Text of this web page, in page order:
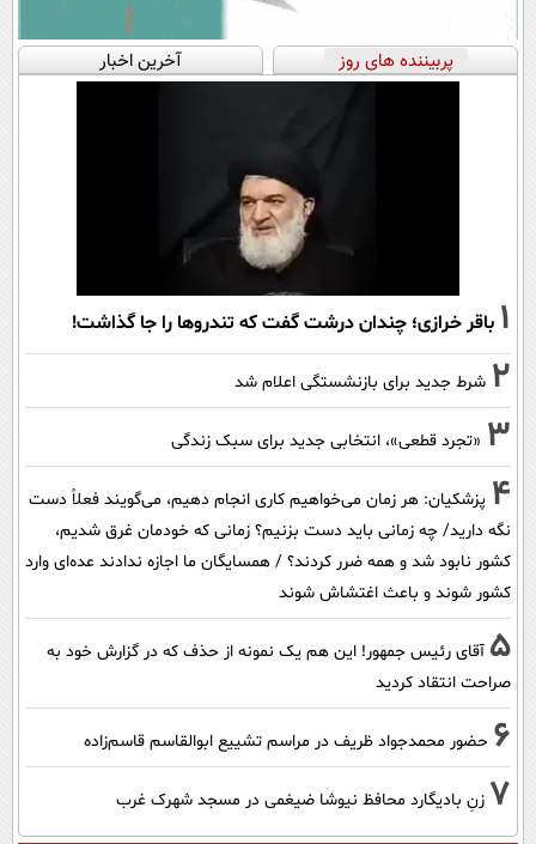
پربیننده های روز آخرین اخبار
1 باقر خرازی؛ چندان درشت گفت که تندروها را جا گذاشت!
2 شرط جدید برای بازنشستگی اعلام شد
3 «تجرد قطعی»، انتخابی جدید برای سبک زندگی
4 پزشکیان: هر زمان می‌خواهیم کاری انجام دهیم، می‌گویند فعلاً دست
نگه دارید/ چه زمانی باید دست بزنیم؟ زمانی که خودمان غرق شدیم،
کشور نابود شد و همه ضرر کردند؟ / همسایگان ما اجازه ندادند عده‌ای وارد
کشور شوند و باعث اغتشاش شوند
5 آقای رئیس جمهور! این هم یک نمونه از حذف که در گزارش خود به
صراحت انتقاد کردید
6 حضور محمدجواد ظریف در مراسم تشییع ابوالقاسم قاسم‌زاده
7 زنِ بادیگارد محافظ نیوشا ضیغمی در مسجد شهرک غرب